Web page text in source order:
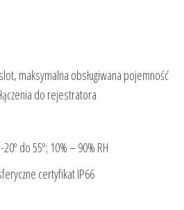
maksymalna obsługiwana pojemność
do rejestratora
do 55º; 10% – 90% RH
certyfikat IP66